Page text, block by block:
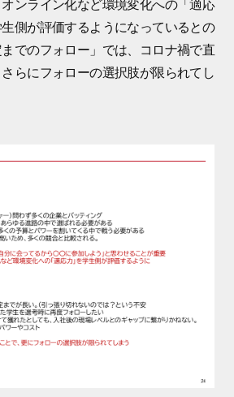
ンライン化など環境変化への「適応
側が評価するようになっているとの
でのフォロー」では、コロナ禍で直
らにフォローの選択肢が限られてし